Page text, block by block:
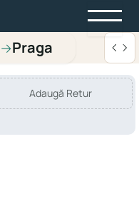
→Praga
Adaugă Retur